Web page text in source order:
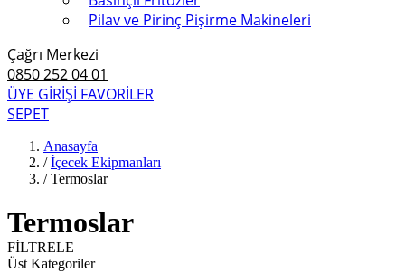
Pilav ve Pirinç Pişirme Makineleri
Çağrı Merkezi
0850 252 04 01
ÜYE GİRİŞİ FAVORİLER
SEPET
Anasayfa
/ İçecek Ekipmanları
/ Termoslar
Termoslar
FİLTRELE
Üst Kategoriler